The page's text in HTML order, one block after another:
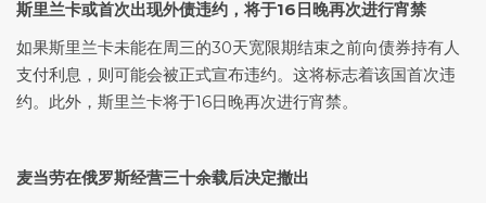
斯里兰卡或首次出现外债违约，将于16日晚再次进行宵禁
如果斯里兰卡未能在周三的30天宽限期结束之前向债券持有人
支付利息，则可能会被正式宣布违约。这将标志着该国首次违
约。此外，斯里兰卡将于16日晚再次进行宵禁。
麦当劳在俄罗斯经营三十余载后决定撤出